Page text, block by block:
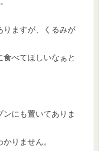
りますが、くるみが
食べてほしいなぁと
にも置いてありま
りません。